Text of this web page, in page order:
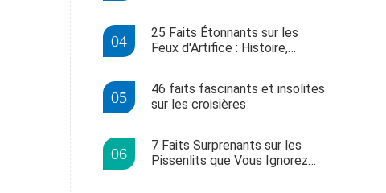
25 Faits Étonnants sur les
Feux d'Artifice : Histoire,
46 faits fascinants et insolites
sur les croisières
7 Faits Surprenants sur les
Pissenlits que Vous Ignorez